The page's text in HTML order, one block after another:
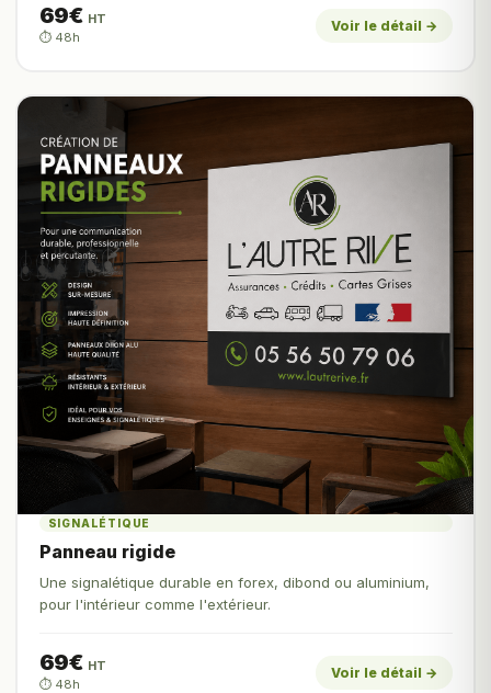
69€ HT
⏱️ 48h
Voir le détail →
SIGNALÉTIQUE
Panneau rigide
Une signalétique durable en forex, dibond ou aluminium,
pour l'intérieur comme l'extérieur.
69€ HT
⏱️ 48h
Voir le détail →